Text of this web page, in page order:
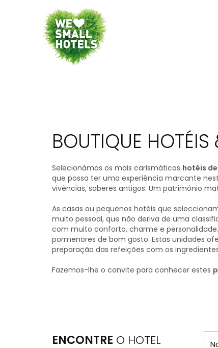
BOUTIQUE
Selecionámos os mais carismáticos hotéis
que possa ter uma experiência marcante
vivências, saberes antigos. Um património
As casas ou pequenos hotéis que
muito pessoal, que não deriva de uma
com muito conforto, charme e
pormenores de bom gosto. Estas unidades
preparação das refeições com os
Fazemos-lhe o convite para conhecer estes
ENCONTRE O HOTEL